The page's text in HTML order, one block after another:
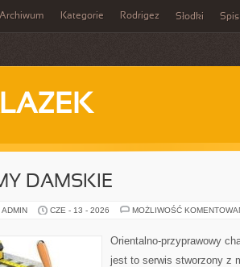
Archiwum Kategorie Rodrigez Słodki Spis
DAMSKIE
CZE - 13 - 2026 MOŻLIWOŚĆ
Orientalno-przyprawowy
jest to serwis stworzony z